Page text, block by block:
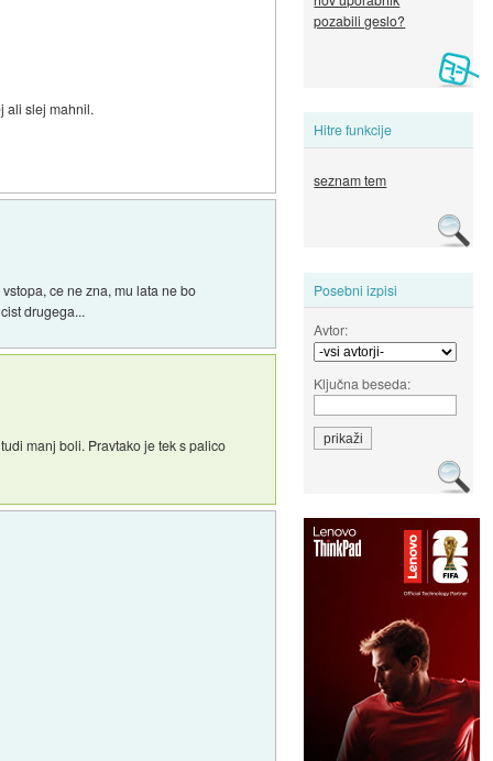
pozabili geslo?
Hitre funkcije
seznam tem
Posebni izpisi
Avtor:
Ključna beseda:
ali slej mahnil.
ce ne zna, mu lata ne bo
drugega...
manj boli. Pravtako je tek s palico